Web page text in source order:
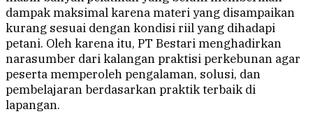
dampak maksimal karena materi yang disampaikan
kurang sesuai dengan kondisi riil yang dihadapi
petani. Oleh karena itu, PT Bestari menghadirkan
narasumber dari kalangan praktisi perkebunan agar
peserta memperoleh pengalaman, solusi, dan
pembelajaran berdasarkan praktik terbaik di
lapangan.